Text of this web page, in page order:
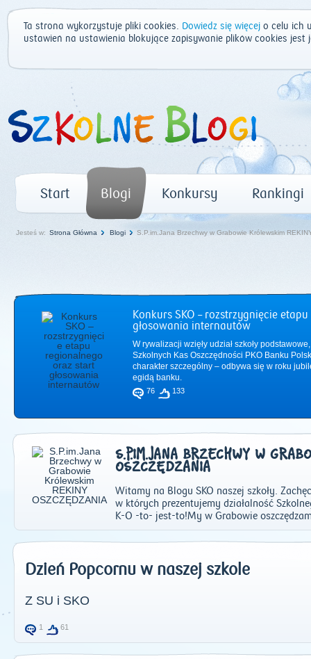
Ta strona wykorzystuje pliki cookies. Dowiedz się więcej o celu ich
ustawień na ustawienia blokujące zapisywanie plików cookies
Start Blogi Konkursy Rankingi
Jesteś w: Strona Główna Blogi S.P.im.Jana Brzechwy w Grabowie Królewskim
Konkurs SKO – rozstrzygnięcie
głosowania internautów
W rywalizacji wzięły udział szkoły
Szkolnych Kas Oszczędności PKO Banku
charakter szczególny – odbywa się w roku
egidą banku.
76 133
S.P.IM.JANA BRZECHWY W
OSZCZĘDZANIA
Witamy na Blogu SKO naszej szkoły.
w których prezentujemy działalność
K-O -to- jest-to!My w Grabowie
Dzień Popcornu w naszej szkole
Z SU i SKO
1 61
2011| 2012|